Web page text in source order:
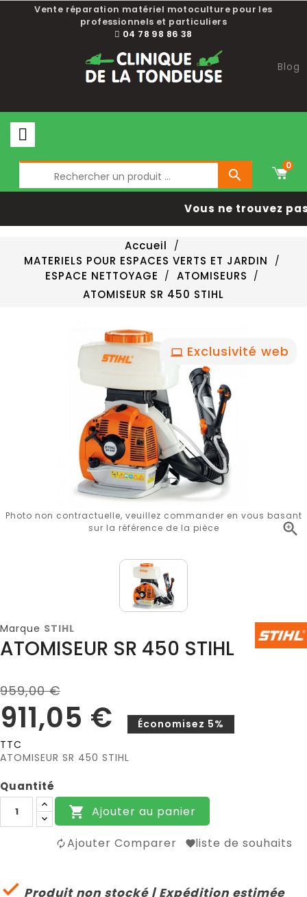
Vente réparation matériel motoculture pour les
professionnels et particuliers
04 78 98 86 38
Blog

0
Vous ne trouvez
Accueil
MATERIELS POUR ESPACES VERTS ET JARDIN
ESPACE NETTOYAGE
ATOMISEURS
ATOMISEUR SR 450 STIHL
Exclusivité web

Photo non contractuelle, veuillez commander en vous basant
sur la référence de la pièce
Marque STIHL
ATOMISEUR SR 450 STIHL
959,00 €
911,05 €
Économisez 5%
TTC
ATOMISEUR SR 450 STIHL
Quantité
 Ajouter au panier
Ajouter Comparer liste de souhaits
 Produit non stocké | Expédition estimée